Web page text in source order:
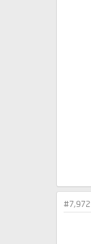
#7,972